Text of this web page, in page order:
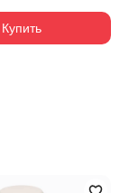
Купить